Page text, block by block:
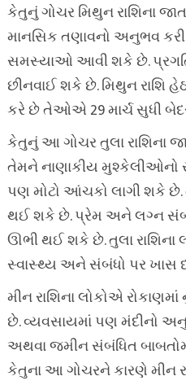
કેતુનું ગોચર મિથુન રાશિના
માનસિક તણાવનો અનુભવ
સમસ્યાઓ આવી શકે છે.
છીનવાઈ શકે છે. મિથુન રાશિ
કરે છે તેઓએ 29 માર્ચ સુધી
કેતુનું આ ગોચર તુલા રાશિના
તેમને નાણાકીય મુશ્કેલીઓનો
પણ મોટો આંચકો લાગી શકે
થઈ શકે છે. પ્રેમ અને લગ્ન
ઊભી થઈ શકે છે. તુલા રાશિના
સ્વાસ્થ્ય અને સંબંધો પર ખાસ
મીન રાશિના લોકોએ
છે. વ્યવસાયમાં પણ મંદીનો
અથવા જમીન સંબંધિત
કેતુના આ ગોચરને કારણે મીન